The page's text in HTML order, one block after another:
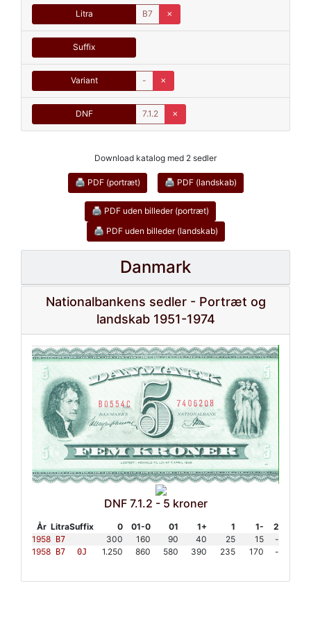
Litra B7 ✗
Suffix
Variant - ✗
DNF 7.1.2 ✗
Download katalog med 2 sedler
🖨 PDF (portræt) 🖨 PDF (landskab)
🖨 PDF uden billeder (portræt)
🖨 PDF uden billeder (landskab)
Danmark
Nationalbankens sedler - Portræt og
landskab 1951-1974
DNF 7.1.2 - 5 kroner
År LitraSuffix 0 01-0 01 1+ 1 1-
2
1958 B7 300 160 90 40 25 15
-
1958 B7 0J 1.250 860 580 390 235 170 -